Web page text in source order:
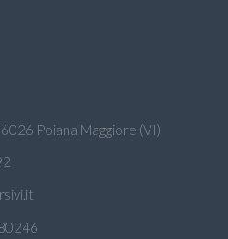
Poiana Maggiore (VI)